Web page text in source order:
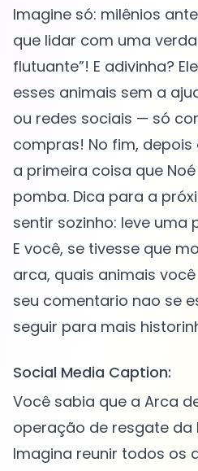
Imagine só: milênios
que lidar com uma
flutuante”! E adivinha?
esses animais sem a
ou redes sociais — só
compras! No fim,
a primeira coisa que
pomba. Dica para a
sentir sozinho: leve uma
E você, se tivesse que
arca, quais animais
seu comentario nao se
Social Media Caption:
Você sabia que a Arca
operação de resgate
Imagina reunir todos os